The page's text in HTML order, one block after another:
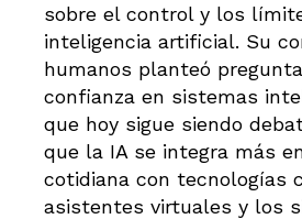
sobre el control y los
inteligencia artificial. Su
humanos planteó
confianza en sistemas
que hoy sigue siendo
que la IA se integra más
cotidiana con tecnologías
asistentes virtuales y los